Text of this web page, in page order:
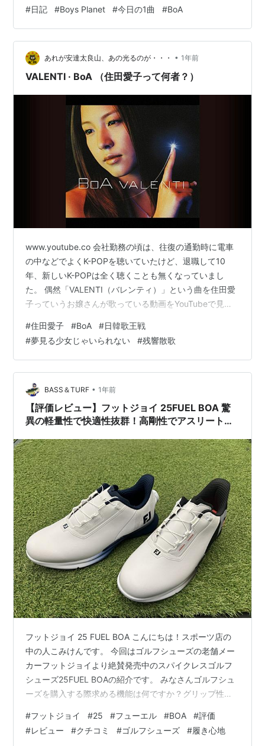
休！あと1日がんばるぞー！ 22:13 明日の準備をしながら
Abemaでボイプラ2を見ている。 mnetjp.com 参加者の
中に2010年生まれがいて、私の子どもでもおかしくない
ような年齢の子達が練習生として頑張っているのを見る
と、その子が生まれてからの15年と私の15年の濃度の差
#日記 #Boys Planet #今日の1曲 #BoA
あれが安達太良山、あの光るのが・・・ • 1年前
VALENTI · BoA （住田愛子って何者？）
www.youtube.co 会社勤務の頃は、往復の通勤時に電車
の中などでよくK-POPを聴いていたけど、退職して10
年、新しいK-POPは全く聴くことも無くなっていまし
た。 偶然「VALENTI（バレンティ）」という曲を住田愛
子っていうお嬢さんが歌っている動画をYouTubeで見た
が、この住田愛子っていう娘（こ）、素晴らしく上手い
んです！！ www.youtube.com ぜひオリジナルと聴き比
べてみてください。勝るとも劣らない歌のうまさ！ わた
しは、BoAも好きでよく聴きましたが、ことこの曲に関
してはこの娘の方に軍配を上げたいくらいです。…
#住田愛子 #BoA #日韓歌王戦
#夢見る少女じゃいられない #残響散歌
BASS＆TURF • 1年前
【評価レビュー】フットジョイ 25FUEL BOA 驚
異の軽量性で快適性抜群！高剛性でアスリート志
フットジョイ 25 FUEL BOA こんにちは！スポーツ店の
中の人こみけんです。 今回はゴルフシューズの老舗メー
カーフットジョイより絶賛発売中のスパイクレスゴルフ
シューズ25FUEL BOAの紹介です。 みなさんゴルフシュ
ーズを購入する際求める機能は何ですか？グリップ性？
ファーの約半数はゴルフシューズに求める機能は軽量性
との結果が出ているそうです。筆者の勤めるショップで
#フットジョイ #25 #フューエル #BOA #評価
#レビュー #クチコミ #ゴルフシューズ #履き心地